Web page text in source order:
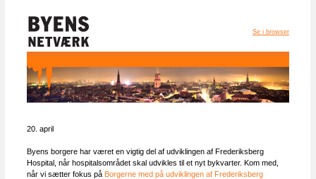
Se i browser
20. april
Byens borgere har været en vigtig del af udviklingen af Frederiksberg
Hospital, når hospitalsområdet skal udvikles til et nyt bykvarter. Kom med,
når vi sætter fokus på Borgerne med på udviklingen af Frederiksberg